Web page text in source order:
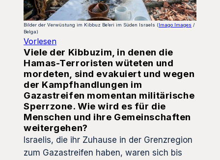
Bilder der Verwüstung im Kibbuz Be’eri im Süden Israels ( Imago Images /
Belga)
Vorlesen
Viele der Kibbuzim, in denen die
Hamas-Terroristen wüteten und
mordeten, sind evakuiert und wegen
der Kampfhandlungen im
Gazastreifen momentan militärische
Sperrzone. Wie wird es für die
Menschen und ihre Gemeinschaften
weitergehen?
Israelis, die ihr Zuhause in der Grenzregion
zum Gazastreifen haben, waren sich bis